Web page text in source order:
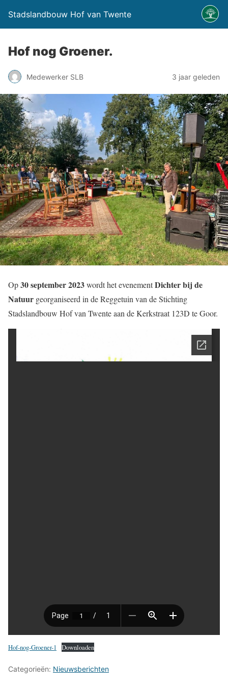
Stadslandbouw Hof van Twente
Hof nog Groener.
Medewerker SLB 3 jaar geleden
Op30 september 2023wordt het evenementDichter bij de
Natuur georganiseerd in de Reggetuin van de Stichting
Stadslandbouw Hof van Twente aan de Kerkstraat 123D te Goor.
Hof-nog-Groener-1 Downloaden
Categorieën: Nieuwsberichten